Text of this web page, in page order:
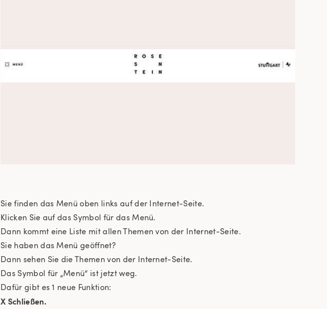
Sie finden das Menü oben links auf der Internet-Seite.
Klicken Sie auf das Symbol für das Menü.
Dann kommt eine Liste mit allen Themen von der Internet-Seite.
Sie haben das Menü geöffnet?
Dann sehen Sie die Themen von der Internet-Seite.
Das Symbol für „Menü“ ist jetzt weg.
Dafür gibt es 1 neue Funktion:
X Schließen.